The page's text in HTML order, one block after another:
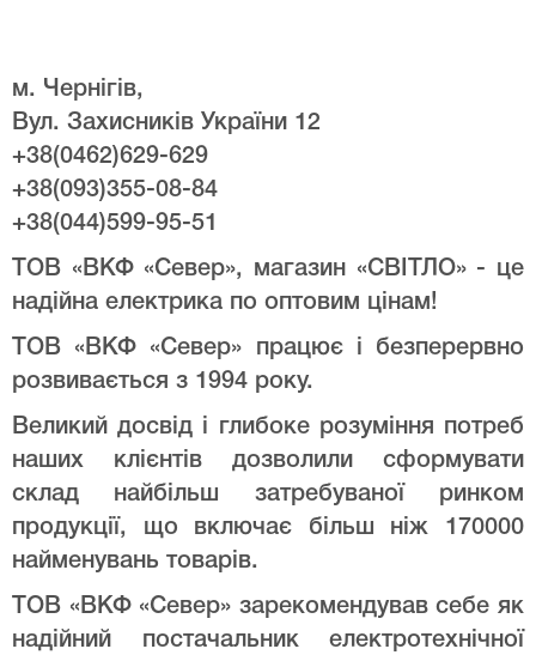
м. Чернігів,
Вул. Захисників України 12
+38(0462)629-629
+38(093)355-08-84
+38(044)599-95-51
ТОВ «ВКФ «Север», магазин «СВІТЛО» - це
надійна електрика по оптовим цінам!
ТОВ «ВКФ «Север» працює і безперервно
розвивається з 1994 року.
Великий досвід і глибоке розуміння потреб
наших клієнтів дозволили сформувати
склад найбільш затребуваної ринком
продукції, що включає більш ніж 170000
найменувань товарів.
ТОВ «ВКФ «Север» зарекомендував себе як
надійний постачальник електротехнічної